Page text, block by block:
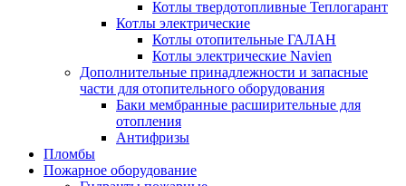
Котлы твердотопливные Теплогарант
Котлы электрические
Котлы отопительные ГАЛАН
Котлы электрические Navien
Дополнительные принадлежности и запасные
части для отопительного оборудования
Баки мембранные расширительные для
отопления
Антифризы
Пломбы
Пожарное оборудование